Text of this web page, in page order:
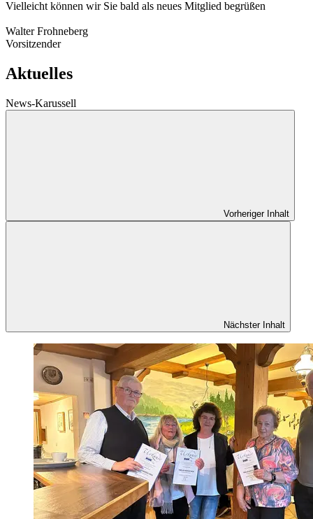
Vielleicht können wir Sie bald als neues Mitglied begrüßen
Walter Frohneberg
Vorsitzender
Aktuelles
News-Karussell
Vorheriger Inhalt
Nächster Inhalt